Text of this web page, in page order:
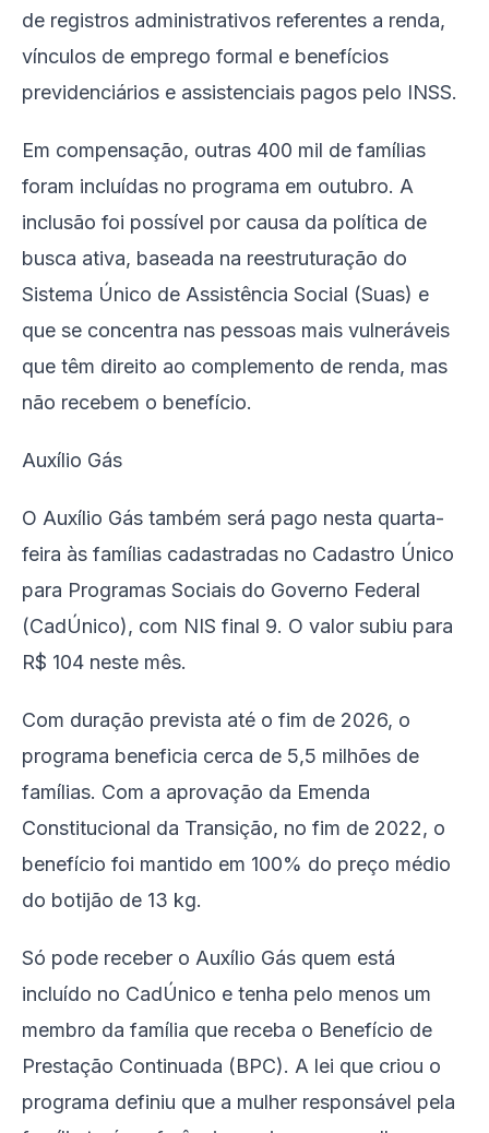
de registros administrativos referentes a renda,
vínculos de emprego formal e benefícios
previdenciários e assistenciais pagos pelo INSS.
Em compensação, outras 400 mil de famílias
foram incluídas no programa em outubro. A
inclusão foi possível por causa da política de
busca ativa, baseada na reestruturação do
Sistema Único de Assistência Social (Suas) e
que se concentra nas pessoas mais vulneráveis
que têm direito ao complemento de renda, mas
não recebem o benefício.
Auxílio Gás
O Auxílio Gás também será pago nesta quarta-
feira às famílias cadastradas no Cadastro Único
para Programas Sociais do Governo Federal
(CadÚnico), com NIS final 9. O valor subiu para
R$ 104 neste mês.
Com duração prevista até o fim de 2026, o
programa beneficia cerca de 5,5 milhões de
famílias. Com a aprovação da Emenda
Constitucional da Transição, no fim de 2022, o
benefício foi mantido em 100% do preço médio
do botijão de 13 kg.
Só pode receber o Auxílio Gás quem está
incluído no CadÚnico e tenha pelo menos um
membro da família que receba o Benefício de
Prestação Continuada (BPC). A lei que criou o
programa definiu que a mulher responsável pela